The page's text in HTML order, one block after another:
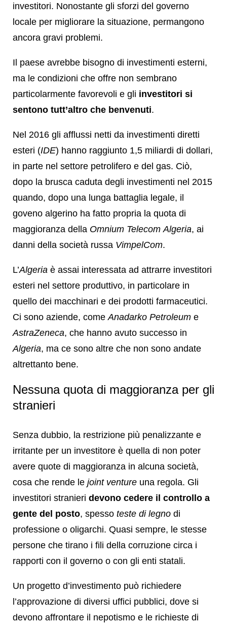
investitori. Nonostante gli sforzi del governo
locale per migliorare la situazione, permangono
ancora gravi problemi.
Il paese avrebbe bisogno di investimenti esterni,
ma le condizioni che offre non sembrano
particolarmente favorevoli e gli investitori si
sentono tutt’altro che benvenuti.
Nel 2016 gli afflussi netti da investimenti diretti
esteri (IDE) hanno raggiunto 1,5 miliardi di dollari,
in parte nel settore petrolifero e del gas. Ciò,
dopo la brusca caduta degli investimenti nel 2015
quando, dopo una lunga battaglia legale, il
goveno algerino ha fatto propria la quota di
maggioranza della Omnium Telecom Algeria, ai
danni della società russa VimpelCom.
L’Algeria è assai interessata ad attrarre investitori
esteri nel settore produttivo, in particolare in
quello dei macchinari e dei prodotti farmaceutici.
Ci sono aziende, come Anadarko Petroleum e
AstraZeneca, che hanno avuto successo in
Algeria, ma ce sono altre che non sono andate
altrettanto bene.
Nessuna quota di maggioranza per gli
stranieri
Senza dubbio, la restrizione più penalizzante e
irritante per un investitore è quella di non poter
avere quote di maggioranza in alcuna società,
cosa che rende le joint venture una regola. Gli
investitori stranieri devono cedere il controllo a
gente del posto, spesso teste di legno di
professione o oligarchi. Quasi sempre, le stesse
persone che tirano i fili della corruzione circa i
rapporti con il governo o con gli enti statali.
Un progetto d’investimento può richiedere
l’approvazione di diversi uffici pubblici, dove si
devono affrontare il nepotismo e le richieste di